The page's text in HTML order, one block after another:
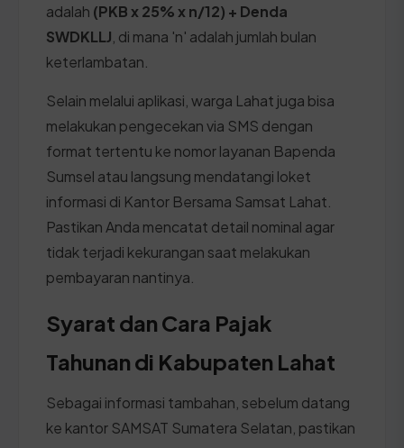
adalah (PKB x 25% x n/12) + Denda
SWDKLLJ , di mana 'n' adalah jumlah bulan
keterlambatan.
Selain melalui aplikasi, warga Lahat juga bisa
melakukan pengecekan via SMS dengan
format tertentu ke nomor layanan Bapenda
Sumsel atau langsung mendatangi loket
informasi di Kantor Bersama Samsat Lahat.
Pastikan Anda mencatat detail nominal agar
tidak terjadi kekurangan saat melakukan
pembayaran nantinya.
Syarat dan Cara Pajak
Tahunan di Kabupaten Lahat
Sebagai informasi tambahan, sebelum datang
ke kantor SAMSAT Sumatera Selatan, pastikan